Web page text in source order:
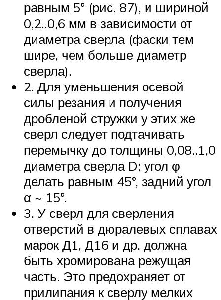
равным 5° (рис. 87), и шириной
0,2..0,6 мм в зависимости от
диаметра сверла (фаски тем
шире, чем больше диаметр
сверла).
2. Для уменьшения осевой
силы резания и получения
дробленой стружки у этих же
сверл следует подтачивать
перемычку до толщины 0,08..1,0
диаметра сверла D; угол φ
делать равным 45°, задний угол
α ~ 15°.
3. У сверл для сверления
отверстий в дюралевых сплавах
марок Д1, Д16 и др. должна
быть хромирована режущая
часть. Это предохраняет от
прилипания к сверлу мелких